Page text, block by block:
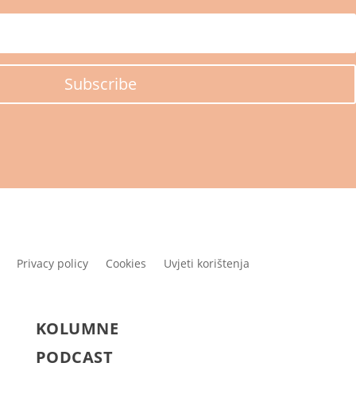
Subscribe
Privacy policy Cookies Uvjeti korištenja
KOLUMNE
PODCAST